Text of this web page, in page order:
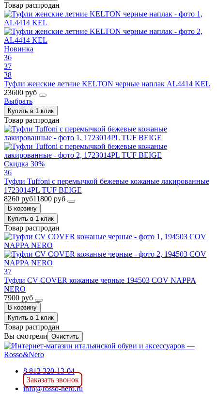
Товар распродан
Новинка
36
37
38
Туфли женские летние KELTON черные наплак AL4414 KEL
23600 руб
Выбрать
Купить в 1 клик
Товар распродан
Скидка 30%
36
Туфли Tuffoni с перемычкой бежевые кожаные лакированные
1723014PL TUF BEIGE
8260 руб11800 руб
В корзину
Купить в 1 клик
Товар распродан
37
Туфли CV COVER кожаные черные 194503 COV NAPPA
NERO
7900 руб
В корзину
Купить в 1 клик
Товар распродан
Вы смотрели Очистить
8 812 320-13-04
Заказать звонок
info@rosso-nero.ru